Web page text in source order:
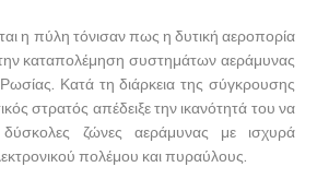
η πύλη τόνισαν πως η δυτική αεροπορία
καταπολέμηση συστημάτων αεράμυνας
Ρωσίας. Κατά τη διάρκεια της σύγκρουσης
στρατός απέδειξε την ικανότητά του να
δύσκολες ζώνες αεράμυνας με ισχυρά
πολέμου και πυραύλους.